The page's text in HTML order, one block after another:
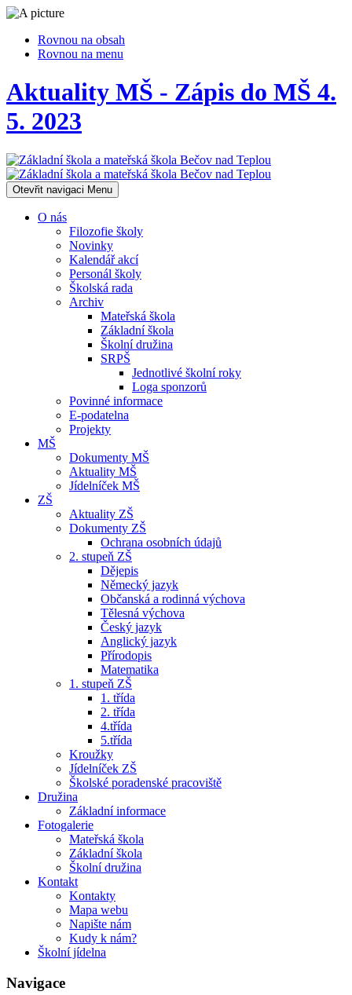
Rovnou na obsah
Rovnou na menu
Aktuality MŠ - Zápis do MŠ 4.
5. 2023
Otevřit navigaci Menu
O nás
Filozofie školy
Novinky
Kalendář akcí
Personál školy
Školská rada
Archiv
Mateřská škola
Základní škola
Školní družina
SRPŠ
Jednotlivé školní roky
Loga sponzorů
Povinné informace
E-podatelna
Projekty
MŠ
Dokumenty MŠ
Aktuality MŠ
Jídelníček MŠ
ZŠ
Aktuality ZŠ
Dokumenty ZŠ
Ochrana osobních údajů
2. stupeň ZŠ
Dějepis
Německý jazyk
Občanská a rodinná výchova
Tělesná výchova
Český jazyk
Anglický jazyk
Přírodopis
Matematika
1. stupeň ZŠ
1. třída
2. třída
4.třída
5.třída
Kroužky
Jídelníček ZŠ
Školské poradenské pracoviště
Družina
Základní informace
Fotogalerie
Mateřská škola
Základní škola
Školní družina
Kontakt
Kontakty
Mapa webu
Napište nám
Kudy k nám?
Školní jídelna
Navigace